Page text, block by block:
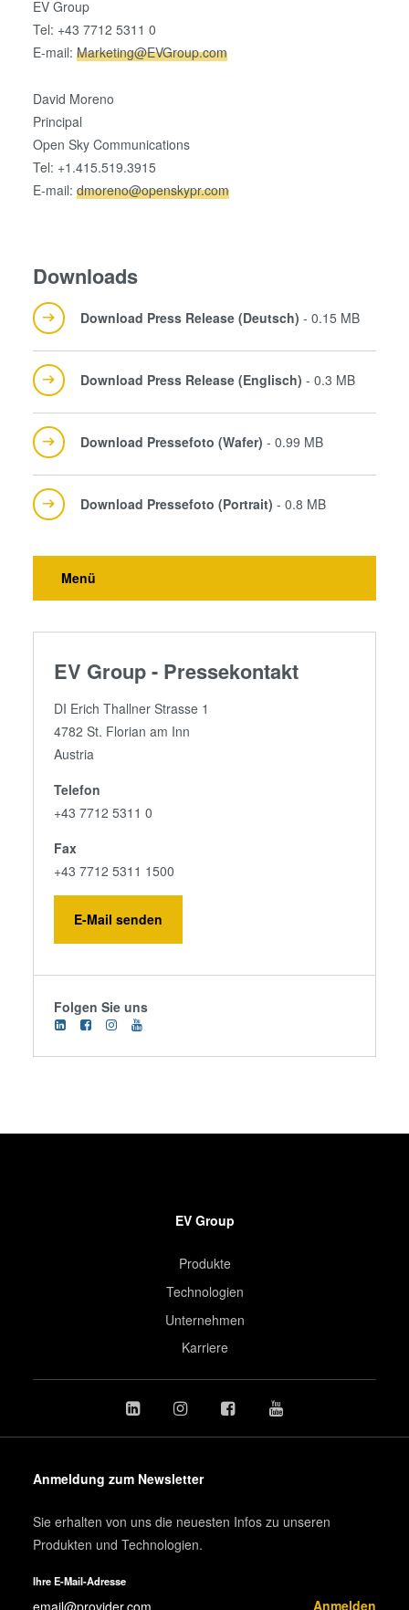
EV Group
Tel: +43 7712 5311 0
E-mail:Marketing@EVGroup.com
David Moreno
Principal
Open Sky Communications
Tel: +1.415.519.3915
E-mail:dmoreno@openskypr.com
Downloads
Download Press Release (Deutsch) - 0.15 MB
Download Press Release (Englisch) - 0.3 MB
Download Pressefoto (Wafer) - 0.99 MB
Download Pressefoto (Portrait) - 0.8 MB
Menü
EV Group - Pressekontakt
DI Erich Thallner Strasse 1
4782 St. Florian am Inn
Austria
Telefon
+43 7712 5311 0
Fax
+43 7712 5311 1500
E-Mail senden
Folgen Sie uns
EV Group
Produkte
Technologien
Unternehmen
Karriere
Anmeldung zum Newsletter
Sie erhalten von uns die neuesten Infos zu unseren
Produkten und Technologien.
Ihre E-Mail-Adresse
Anmelden